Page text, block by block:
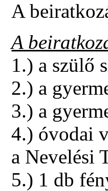
A
A
1.) a szülő
2.) a
3.) a
4.) óvodai
a Nevelési
5.) 1 db